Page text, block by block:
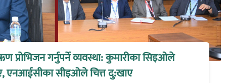
प्रोभिजन गर्नुपर्ने व्यवस्था: कुमारीका सिइओले
एनआईसीका सीइओले चित्त दु:खाए